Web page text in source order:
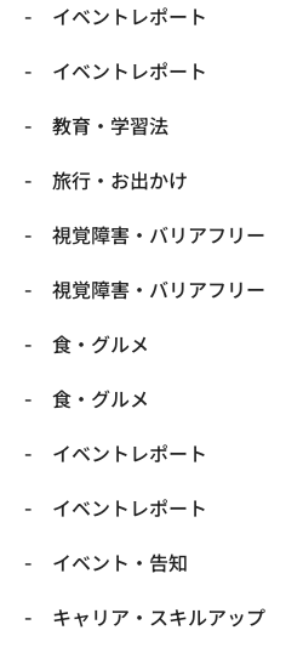
​イベントレポート
​イベントレポート
​教育・学習法
​旅行・お出かけ
​視覚障害・バリアフリー
​視覚障害・バリアフリー
​食・グルメ
​食・グルメ
イベントレポート
イベントレポート
イベント・告知
キャリア・スキルアップ